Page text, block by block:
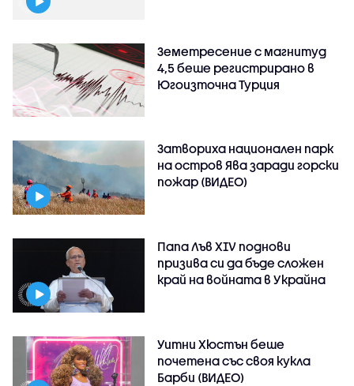
Земетресение с магнитуд
4,5 беше регистрирано в
Югоизточна Турция
Затвориха национален парк
на остров Ява заради горски
пожар (ВИДЕО)
Папа Лъв XIV поднови
призива си да бъде сложен
край на войната в Украйна
Уитни Хюстън беше
почетена със своя кукла
Барби (ВИДЕО)